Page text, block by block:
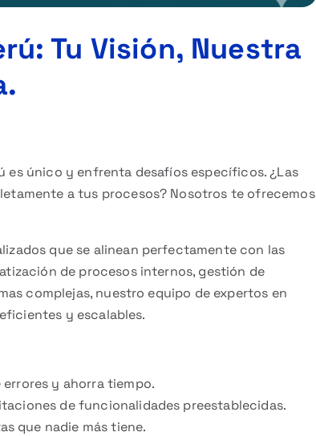
Tu Visión, Nuestra
es único y enfrenta desafíos específicos. ¿Las
a tus procesos? Nosotros te ofrecemos
que se alinean perfectamente con las
de procesos internos, gestión de
complejas, nuestro equipo de expertos en
y escalables.
y ahorra tiempo.
de funcionalidades preestablecidas.
que nadie más tiene.